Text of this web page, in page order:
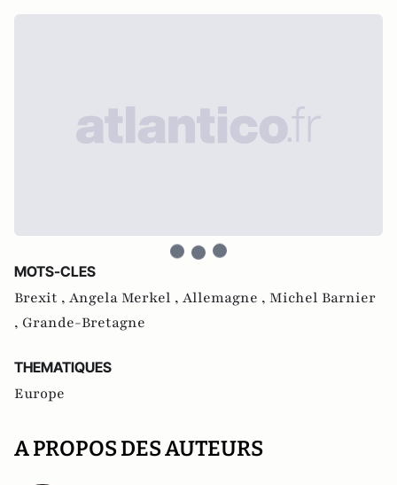
MOTS-CLES
Brexit , Angela Merkel , Allemagne , Michel Barnier
, Grande-Bretagne
THEMATIQUES
Europe
A PROPOS DES AUTEURS